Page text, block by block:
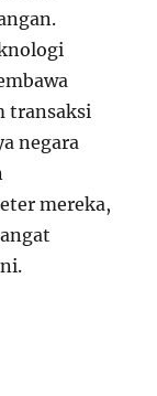
transaksi
negara
mereka,